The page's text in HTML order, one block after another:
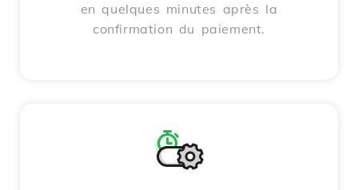
en quelques minutes après la
confirmation du paiement.